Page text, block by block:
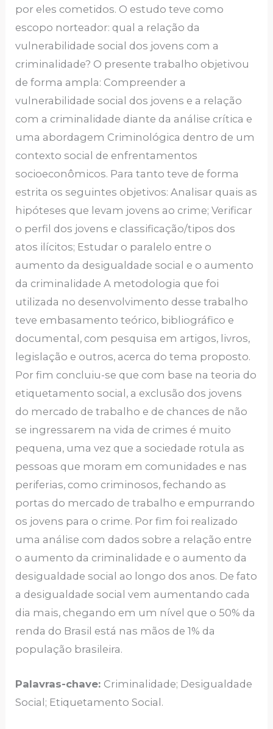
por eles cometidos. O estudo teve como
escopo norteador: qual a relação da
vulnerabilidade social dos jovens com a
criminalidade? O presente trabalho objetivou
de forma ampla: Compreender a
vulnerabilidade social dos jovens e a relação
com a criminalidade diante da análise crítica e
uma abordagem Criminológica dentro de um
contexto social de enfrentamentos
socioeconômicos. Para tanto teve de forma
estrita os seguintes objetivos: Analisar quais as
hipóteses que levam jovens ao crime; Verificar
o perfil dos jovens e classificação/tipos dos
atos ilícitos; Estudar o paralelo entre o
aumento da desigualdade social e o aumento
da criminalidade A metodologia que foi
utilizada no desenvolvimento desse trabalho
teve embasamento teórico, bibliográfico e
documental, com pesquisa em artigos, livros,
legislação e outros, acerca do tema proposto.
Por fim concluiu-se que com base na teoria do
etiquetamento social, a exclusão dos jovens
do mercado de trabalho e de chances de não
se ingressarem na vida de crimes é muito
pequena, uma vez que a sociedade rotula as
pessoas que moram em comunidades e nas
periferias, como criminosos, fechando as
portas do mercado de trabalho e empurrando
os jovens para o crime. Por fim foi realizado
uma análise com dados sobre a relação entre
o aumento da criminalidade e o aumento da
desigualdade social ao longo dos anos. De fato
a desigualdade social vem aumentando cada
dia mais, chegando em um nível que o 50% da
renda do Brasil está nas mãos de 1% da
população brasileira.
Palavras-chave: Criminalidade; Desigualdade
Social; Etiquetamento Social.